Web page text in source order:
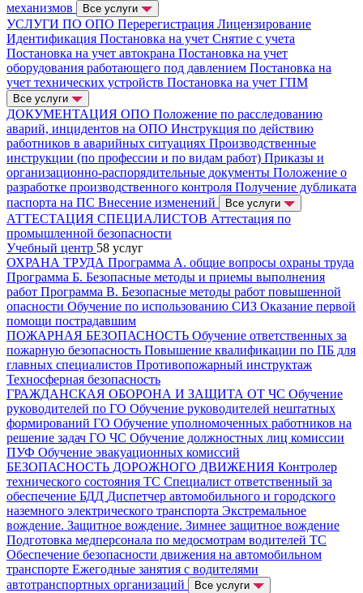
механизмов
Все услуги
УСЛУГИ ПО ОПО Перерегистрация Лицензирование
Идентификация Постановка на учет Снятие с учета
Постановка на учет автокрана Постановка на учет
оборудования работающего под давлением Постановка на
учет технических устройств Постановка на учет ГПМ
Все услуги
ДОКУМЕНТАЦИЯ ОПО Положение по расследованию
аварий, инцидентов на ОПО Инструкция по действию
работников в аварийных ситуациях Производственные
инструкции (по профессии и по видам работ) Приказы и
организационно-распорядительные документы Положение о
разработке производственного контроля Получение дубликата
паспорта на ПС Внесение изменений Все услуги
АТТЕСТАЦИЯ СПЕЦИАЛИСТОВ Аттестация по
промышленной безопасности
Учебный центр 58 услуг
ОХРАНА ТРУДА Программа А. общие вопросы охраны труда
Программа Б. Безопасные методы и приемы выполнения
работ Программа В. Безопасные методы работ повышенной
опасности Обучение по использованию СИЗ Оказание первой
помощи пострадавшим
ПОЖАРНАЯ БЕЗОПАСНОСТЬ Обучение ответственных за
пожарную безопасность Повышение квалификации по ПБ для
главных специалистов Противопожарный инструктаж
Техносферная безопасность
ГРАЖДАНСКАЯ ОБОРОНА И ЗАЩИТА ОТ ЧС Обучение
руководителей по ГО Обучение руководителей нештатных
формирований ГО Обучение уполномоченных работников на
решение задач ГО ЧС Обучение должностных лиц комиссии
ПУФ Обучение эвакуационных комиссий
БЕЗОПАСНОСТЬ ДОРОЖНОГО ДВИЖЕНИЯ Контролер
технического состояния ТС Специалист ответственный за
обеспечение БДД Диспетчер автомобильного и городского
наземного электрического транспорта Экстремальное
вождение. Защитное вождение. Зимнее защитное вождение
Подготовка медперсонала по медосмотрам водителей ТС
Обеспечение безопасности движения на автомобильном
транспорте Ежегодные занятия с водителями
автотранспортных организаций
Все услуги